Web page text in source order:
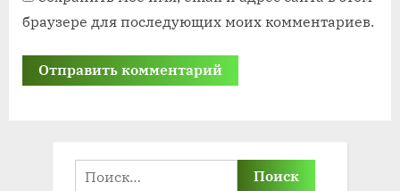
браузере для последующих моих комментариев.
Найти: